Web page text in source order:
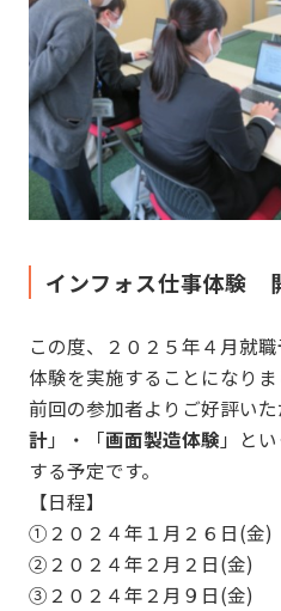
インフォス仕事体験
この度、２０２５年４月就
体験を実施することになりま
前回の参加者よりご好評い
計」・「画面製造体験 」と
する予定です。
【日程】
①２０２４年１月２６日(金)
②２０２４年２月２日(金)
③２０２４年２月９日(金)